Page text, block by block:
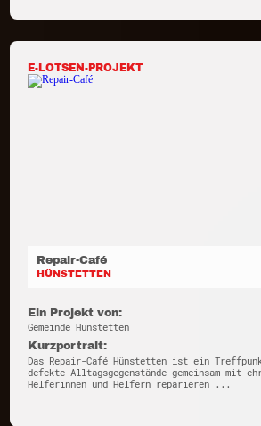
E-LOTSEN-PROJEKT
Repair-Café
HÜNSTETTEN
Ein Projekt von:
Gemeinde Hünstetten
Kurzportrait:
Das Repair-Café Hünstetten ist ein
defekte Alltagsgegenstände gemeinsam mit
Helferinnen und Helfern reparieren ...